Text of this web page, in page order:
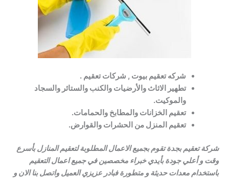
شركه تعقيم بيوت , شركات تعقيم .
تطهير الاثاث والأرضيات والكنب والستائر والسجاد
والموكيت.
تعقيم الخزانات والمطابخ والحمامات.
تعقيم المنزل من الحشرات والقوارض.
شركة تعقيم بجدة تقوم بجميع الاعمال المطلوبة لتعقيم المنازل بأسرع
وقت و أعلي جودة بأيدي خبراء مخصصين في جميع اعمال التعقيم
باستخدام معدات حديثة و متطورة فبادر عزيزي العميل واتصل بنا الان و